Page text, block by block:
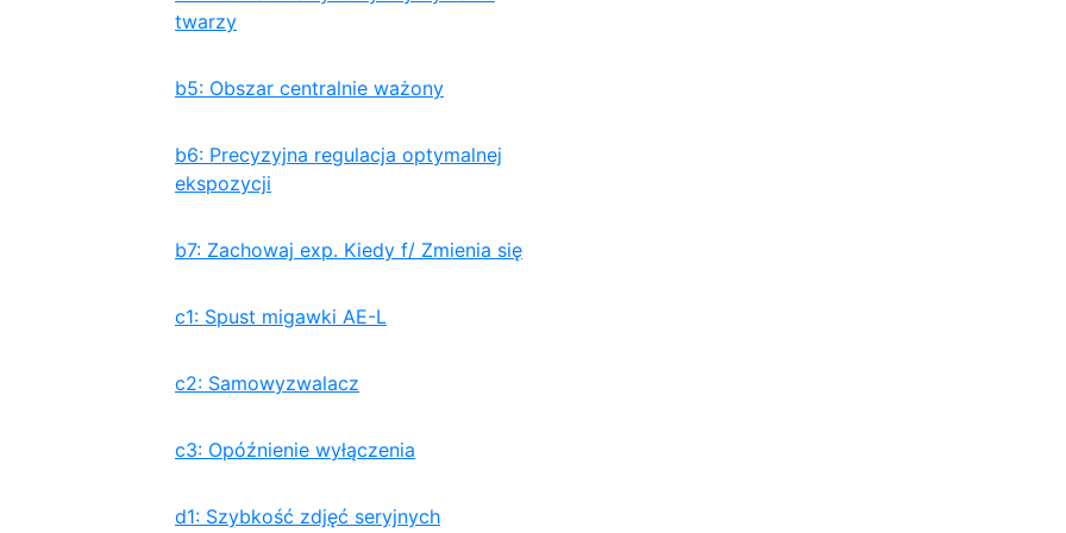
twarzy
b5: Obszar centralnie ważony
b6: Precyzyjna regulacja optymalnej
ekspozycji
b7: Zachowaj exp. Kiedy f/ Zmienia się
c1: Spust migawki AE-L
c2: Samowyzwalacz
c3: Opóźnienie wyłączenia
d1: Szybkość zdjęć seryjnych